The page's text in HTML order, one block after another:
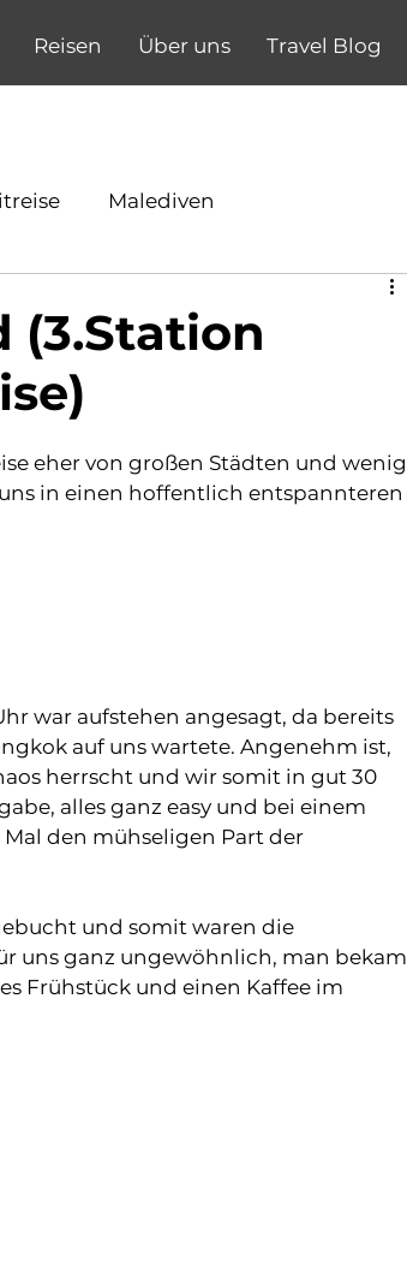
Reisen Über uns Travel Blog
Malediven
(3.Station
eher von großen Städten und wenig
in einen hoffentlich entspannteren
war aufstehen angesagt, da bereits
auf uns wartete. Angenehm ist,
herrscht und wir somit in gut 30
alles ganz easy und bei einem
den mühseligen Part der
und somit waren die
uns ganz ungewöhnlich, man bekam
Frühstück und einen Kaffee im